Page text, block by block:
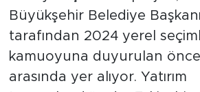
Büyükşehir Belediye
tarafından 2024 yerel
kamuoyuna duyurulan
arasında yer alıyor. Yatırım